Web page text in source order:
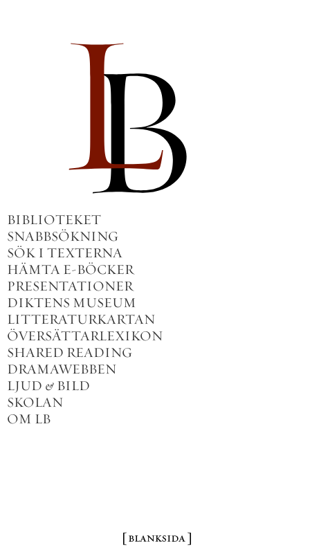
BIBLIOTEKET
SNABBSÖKNING
SÖK I TEXTERNA
HÄMTA E-BÖCKER
PRESENTATIONER
DIKTENS MUSEUM
LITTERATURKARTAN
ÖVERSÄTTARLEXIKON
SHARED READING
DRAMAWEBBEN
LJUD & BILD
SKOLAN
OM LB